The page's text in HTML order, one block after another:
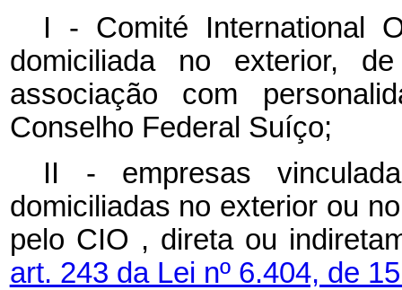
I - Comité International
domiciliada no exterior,
associação com
Conselho Federal Suíço;
II - empresas
domiciliadas no exterior ou
pelo CIO , direta ou
art. 243 da Lei nº 6.404, de